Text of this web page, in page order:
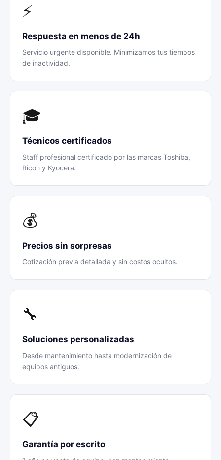
⚡
Respuesta en menos de 24h
Servicio urgente disponible. Minimizamos tus tiempos
de inactividad.
🎓
Técnicos certificados
Staff profesional certificado por las marcas Toshiba,
Ricoh y Kyocera.
💰
Precios sin sorpresas
Cotización previa detallada y sin costos ocultos.
🔧
Soluciones personalizadas
Desde mantenimiento hasta modernización de
equipos antiguos.
📋
Garantía por escrito